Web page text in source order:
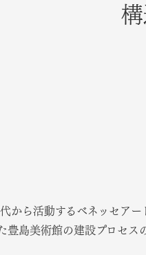
から活動するベネッセア
豊島美術館の建設プロセス